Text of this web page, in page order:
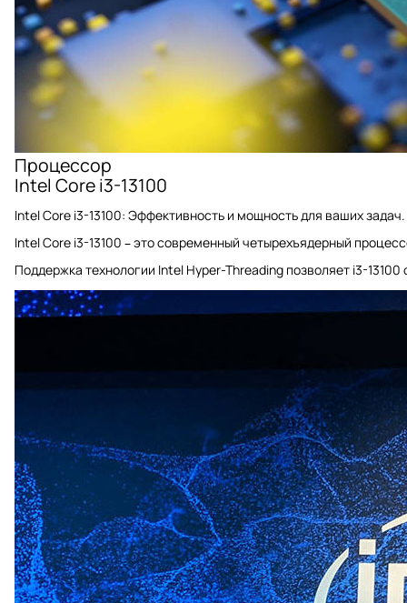
Процессор
Intel Core i3-13100
Intel Core i3-13100: Эффективность и мощность для ваших задач.
Intel Core i3-13100 – это современный четырехъядерный
Поддержка технологии Intel Hyper-Threading позволяет i3-